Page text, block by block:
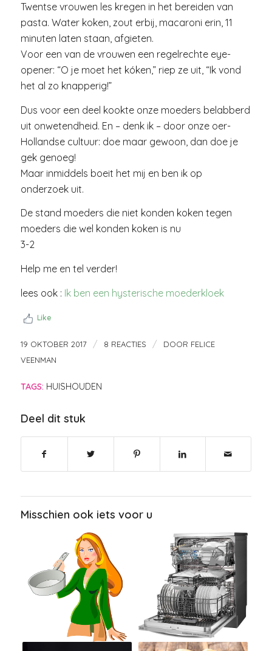
Twentse vrouwen les kregen in het bereiden van
pasta. Water koken, zout erbij, macaroni erin, 11
minuten laten staan, afgieten.
Voor een van de vrouwen een regelrechte eye-
opener: “O je moet het kóken,” riep ze uit, “Ik vond
het al zo knapperig!”
Dus voor een deel kookte onze moeders belabberd
uit onwetendheid. En – denk ik – door onze oer-
Hollandse cultuur: doe maar gewoon, dan doe je
gek genoeg!
Maar inmiddels boeit het mij en ben ik op
onderzoek uit.
De stand moeders die niet konden koken tegen
moeders die wel konden koken is nu
3-2
Help me en tel verder!
lees ook : Ik ben een hysterische moederkloek
Like
19 OKTOBER 2017 / 8 REACTIES / DOOR FELICE
VEENMAN
TAGS: HUISHOUDEN
Deel dit stuk
Misschien ook iets voor u